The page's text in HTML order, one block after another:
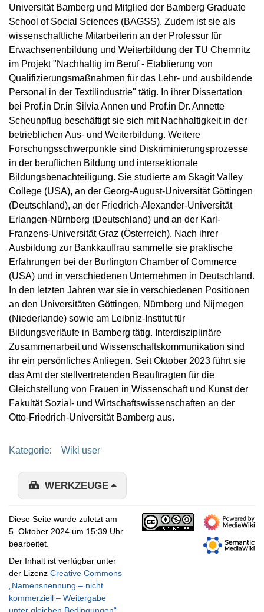
Universität Bamberg und Mitglied der Bamberg Graduate
School of Social Sciences (BAGSS). Zudem ist sie als
wissenschaftliche Mitarbeiterin an der Professur für
Erwachsenenbildung und Weiterbildung der TU Chemnitz
im Projekt "Nachhaltig im Beruf - Etablierung von
Qualifizierungsmaßnahmen für das Lehr- und ausbildende
Personal in der Textilindustrie" tätig. In ihrer Dissertation
bei Prof.in Dr.in Silvia Annen und Prof.in Dr. Annette
Scheunpflug beschäftigt sie sich mit Nachhaltigkeit in der
betrieblichen Aus- und Weiterbildung. Weitere
Forschungsschwerpunkte sind Diskriminierungsprozesse
in der beruflichen Bildung und intersektionale
Bildungsbenachteiligung. Sie studierte am Skagit Valley
College (USA), an der Georg-August-Universität Göttingen
(Deutschland), an der Friedrich-Alexander-Universität
Erlangen-Nürnberg (Deutschland) und an der Karl-
Franzens-Universität Graz (Österreich). Nach ihrer
Ausbildung zur Bankkauffrau sammelte sie praktische
Erfahrungen bei der Burlington Chamber of Commerce
(USA) und in verschiedenen Unternehmen in Deutschland.
In den letzten Jahren war sie in verschiedenen Positionen
an den Universitäten Göttingen, Nürnberg und Nijmegen
(Niederlande) sowie am Leibniz-Institut für
Bildungsverläufe in Bamberg tätig. Interdisziplinäre
Zusammenarbeit und Wissenschaftskommunikation sind
ihr ein persönliches Anliegen. Seit Oktober 2023 führt sie
das Amt der stellvertretenden Beauftragten für die
Gleichstellung von Frauen in Wissenschaft und Kunst der
Fakultät Sozial- und Wirtschaftswissenschaften an der
Otto-Friedrich-Universität Bamberg aus.
Kategorie: Wiki user
WERKZEUGE
Diese Seite wurde zuletzt am
5. Oktober 2024 um 15:39 Uhr
bearbeitet.
Der Inhalt ist verfügbar unter
der Lizenz Creative Commons
„Namensnennung – nicht
kommerziell – Weitergabe